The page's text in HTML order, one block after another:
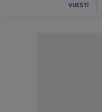
VIJESTI